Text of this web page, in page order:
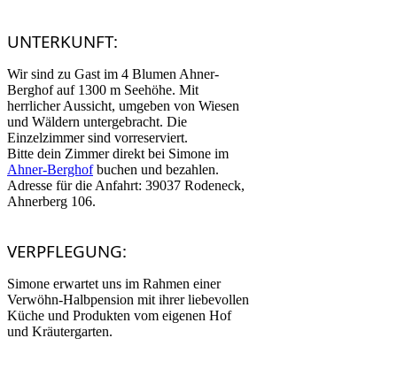
UNTERKUNFT:
Wir sind zu Gast im 4 Blumen Ahner-
Berghof auf 1300 m Seehöhe. Mit
herrlicher Aussicht, umgeben von Wiesen
und Wäldern untergebracht. Die
Einzelzimmer sind vorreserviert.
Bitte dein Zimmer direkt bei Simone im
Ahner-Berghofbuchen und bezahlen.
Adresse für die Anfahrt: 39037 Rodeneck,
Ahnerberg 106.
VERPFLEGUNG:
Simone erwartet uns im Rahmen einer
Verwöhn-Halbpension mit ihrer liebevollen
Küche und Produkten vom eigenen Hof
und Kräutergarten.